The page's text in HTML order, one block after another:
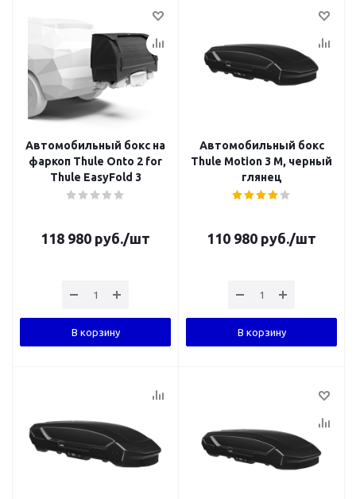
Автомобильный бокс на
фаркоп Thule Onto 2 for
Thule EasyFold 3
118 980 руб./шт
В корзину
Автомобильный бокс
Thule Motion 3 M, черный
глянец
110 980 руб./шт
В корзину